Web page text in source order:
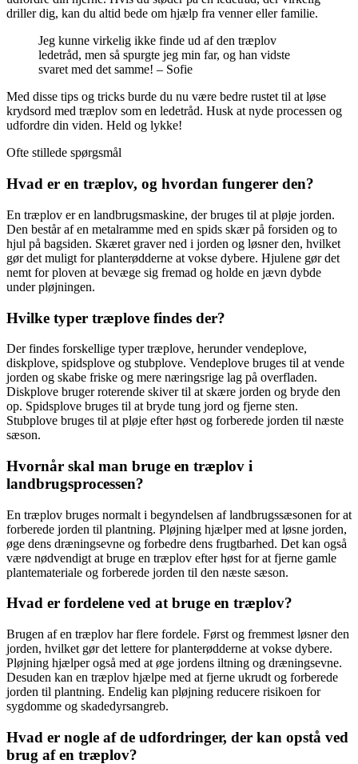
driller dig, kan du altid bede om hjælp fra venner eller familie.
Jeg kunne virkelig ikke finde ud af den træplov
ledetråd, men så spurgte jeg min far, og han vidste
svaret med det samme! – Sofie
Med disse tips og tricks burde du nu være bedre rustet til at løse
krydsord med træplov som en ledetråd. Husk at nyde processen og
udfordre din viden. Held og lykke!
Ofte stillede spørgsmål
Hvad er en træplov, og hvordan fungerer den?
En træplov er en landbrugsmaskine, der bruges til at pløje jorden.
Den består af en metalramme med en spids skær på forsiden og to
hjul på bagsiden. Skæret graver ned i jorden og løsner den, hvilket
gør det muligt for planterødderne at vokse dybere. Hjulene gør det
nemt for ploven at bevæge sig fremad og holde en jævn dybde
under pløjningen.
Hvilke typer træplove findes der?
Der findes forskellige typer træplove, herunder vendeplove,
diskplove, spidsplove og stubplove. Vendeplove bruges til at vende
jorden og skabe friske og mere næringsrige lag på overfladen.
Diskplove bruger roterende skiver til at skære jorden og bryde den
op. Spidsplove bruges til at bryde tung jord og fjerne sten.
Stubplove bruges til at pløje efter høst og forberede jorden til næste
sæson.
Hvornår skal man bruge en træplov i
landbrugsprocessen?
En træplov bruges normalt i begyndelsen af landbrugssæsonen for at
forberede jorden til plantning. Pløjning hjælper med at løsne jorden,
øge dens dræningsevne og forbedre dens frugtbarhed. Det kan også
være nødvendigt at bruge en træplov efter høst for at fjerne gamle
plantemateriale og forberede jorden til den næste sæson.
Hvad er fordelene ved at bruge en træplov?
Brugen af en træplov har flere fordele. Først og fremmest løsner den
jorden, hvilket gør det lettere for planterødderne at vokse dybere.
Pløjning hjælper også med at øge jordens iltning og dræningsevne.
Desuden kan en træplov hjælpe med at fjerne ukrudt og forberede
jorden til plantning. Endelig kan pløjning reducere risikoen for
sygdomme og skadedyrsangreb.
Hvad er nogle af de udfordringer, der kan opstå ved
brug af en træplov?